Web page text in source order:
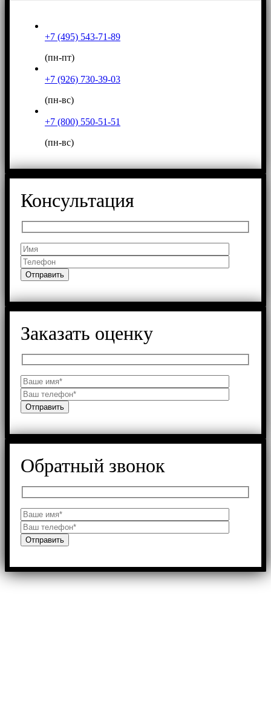
+7 (495) 543-71-89
(пн-пт)
+7 (926) 730-39-03
(пн-вс)
+7 (800) 550-51-51
(пн-вс)
Консультация
Заказать оценку
Обратный звонок